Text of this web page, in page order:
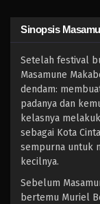
Sinopsis
Setelah festival
Masamune
dendam:
padanya dan
kelasnya
sebagai Kota
sempurna untuk
kecilnya.
Sebelum
bertemu Muriel